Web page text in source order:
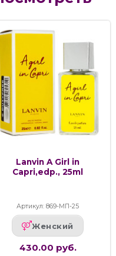
Lanvin A Girl in
Capri,edp., 25ml
Артикул: 869-МП-25
Женский
430.00 руб.